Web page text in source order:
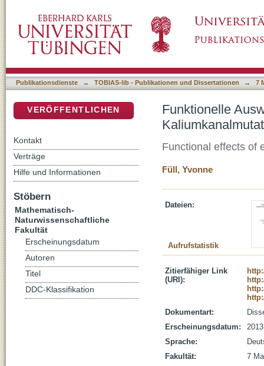
Publikationsdienste → TOBIAS-lib - Publikationen und Dissertationen → 7
Funktionelle
Functional effects of
Füll, Yvonne
Dateien:
Aufrufstatistik
Zitierfähiger Link
(URI):
Dokumentart:
Erscheinungsdatum:
2013
Sprache:
Fakultät:
7
VERÖFFENTLICHEN
Kontakt
Verträge
Hilfe und Informationen
Stöbern
Mathematisch-
Naturwissenschaftliche
Fakultät
Erscheinungsdatum
Autoren
Titel
DDC-Klassifikation